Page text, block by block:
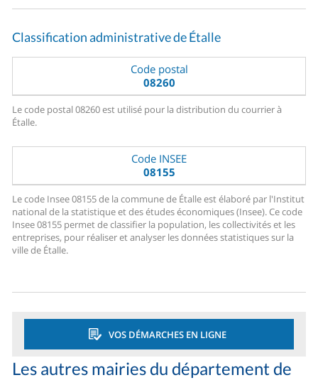
Classification administrative de Étalle
Code postal
08260
Le code postal 08260 est utilisé pour la distribution du courrier à
Étalle.
Code INSEE
08155
Le code Insee 08155 de la commune de Étalle est élaboré par l'Institut
national de la statistique et des études économiques (Insee). Ce code
Insee 08155 permet de classifier la population, les collectivités et les
entreprises, pour réaliser et analyser les données statistiques sur la
ville de Étalle.
VOS DÉMARCHES EN LIGNE
Les autres mairies du département de